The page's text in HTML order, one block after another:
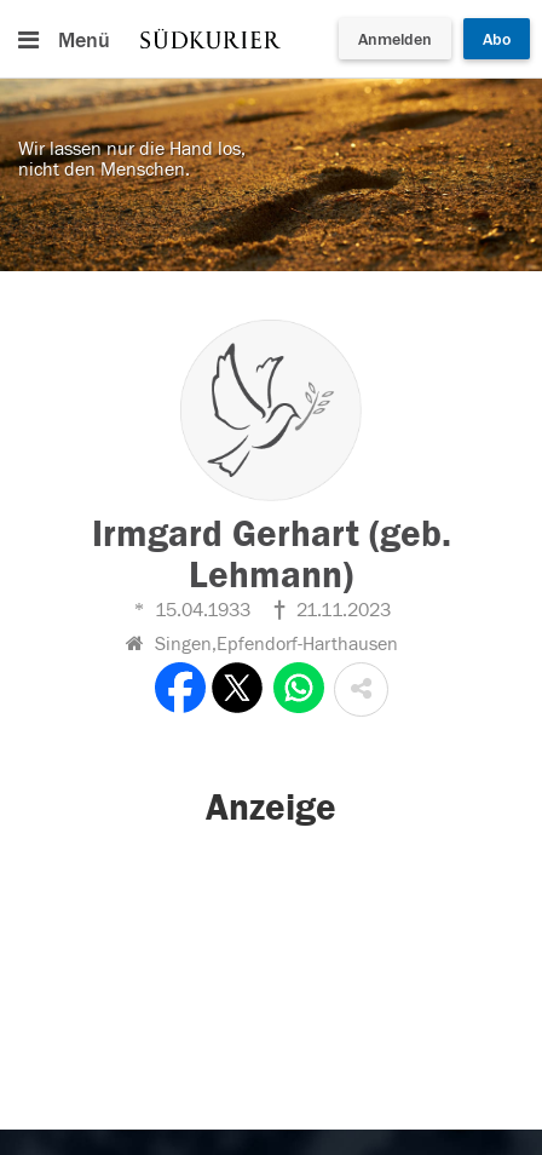
Menü Anmelden Abo
Wir lassen nur die Hand los,
nicht den Menschen.
Irmgard Gerhart (geb.
Lehmann)
15.04.1933
21.11.2023
Singen,Epfendorf-Harthausen
Anzeige